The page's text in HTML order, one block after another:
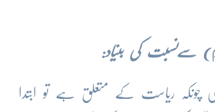
) سےنسبت کی بنیاد:
چونکہ ریاست کے متعلق ہے تو ابتدا